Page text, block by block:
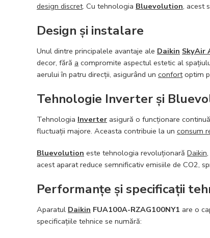
design discret. Cu tehnologia Bluevolution, acest
Design și instalare
Unul dintre principalele avantaje ale Daikin SkyAir
decor, fără a compromite aspectul estetic al
aerului în patru direcții, asigurând un confortoptim
Tehnologie Inverter și
Tehnologia Inverter asigură o funcționare
fluctuații majore. Aceasta contribuie la un consum
Bluevolution este tehnologia revoluționară Daikin
acest aparat reduce semnificativ emisiile de CO2,
Performanțe și specificații
Aparatul Daikin FUA100A-RZAG100NY1 are o
specificațiile tehnice se numără: